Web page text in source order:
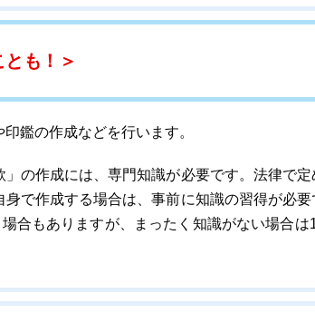
も！＞
鑑の作成などを行います。
の作成には、専門知識が必要です。法律で定
で作成する場合は、事前に知識の習得が必要
合もありますが、まったく知識がない場合は